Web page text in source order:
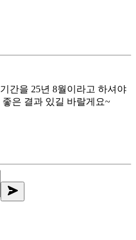
간을 25년 8월이라고 하셔야
은 결과 있길 바랄게요~